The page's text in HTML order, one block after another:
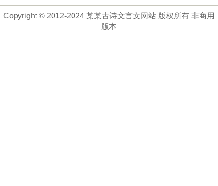
Copyright © 2012-2024 某某古诗文言文网站 版权所有 非商用
版本